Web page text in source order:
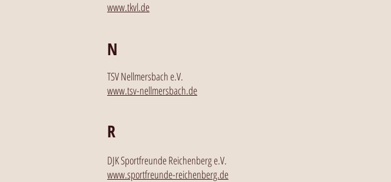
www.tkvl.de
N
TSV Nellmersbach e.V.
www.tsv-nellmersbach.de
R
DJK Sportfreunde Reichenberg e.V.
www.sportfreunde-reichenberg.de